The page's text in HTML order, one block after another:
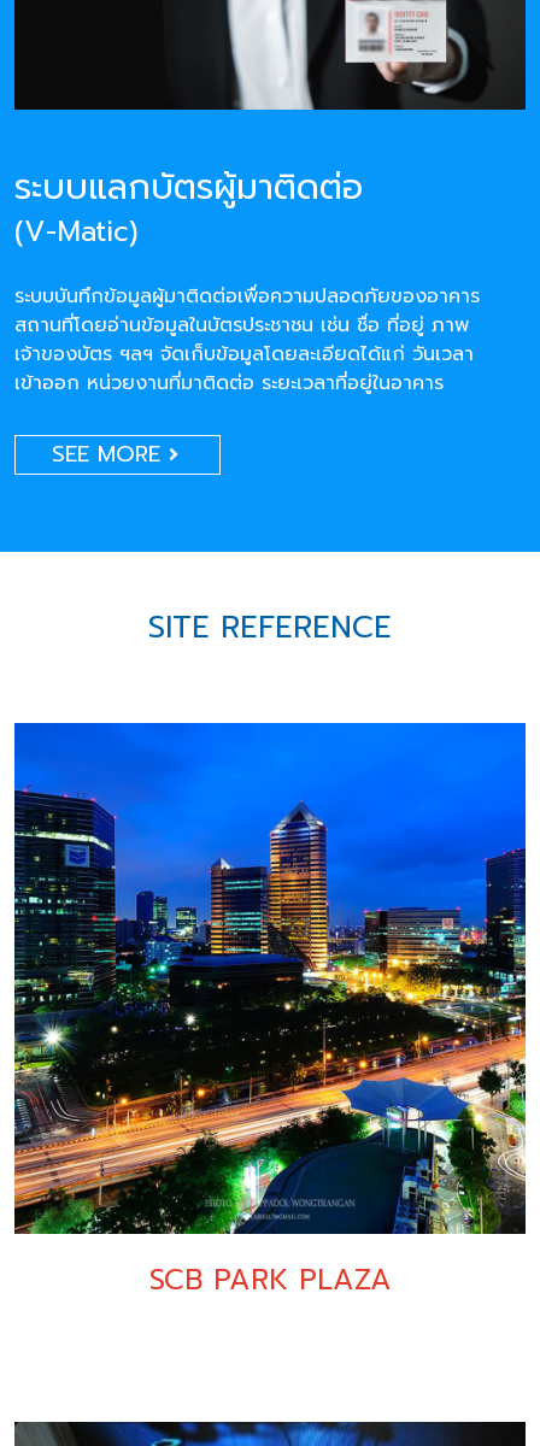
ระบบแลกบัตรผู้มาติดต่อ
(V-Matic)
ระบบบันทึกข้อมูลผู้มาติดต่อเพื่อความปลอดภัยของอาคาร
สถานที่โดยอ่านข้อมูลในบัตรประชาชน เช่น ชื่อ ที่อยู่ ภาพ
เจ้าของบัตร ฯลฯ จัดเก็บข้อมูลโดยละเอียดได้แก่ วันเวลา
เข้าออก หน่วยงานที่มาติดต่อ ระยะเวลาที่อยู่ในอาคาร
SEE MORE
SITE REFERENCE
SCB PARK PLAZA